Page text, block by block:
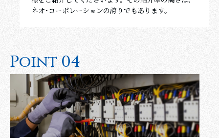
ネオ･コーポレーションの誇りでもあります。
Point 04